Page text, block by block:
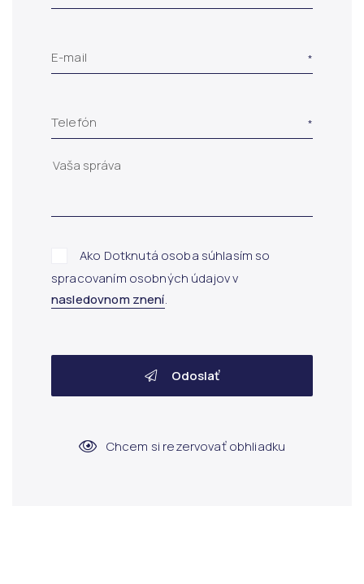
E-mail
Telefón
Ako Dotknutá osoba súhlasím so
spracovaním osobných údajov v
nasledovnom znení.
Odoslať
Chcem si rezervovať obhliadku